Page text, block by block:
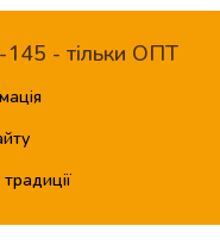
- тільки ОПТ